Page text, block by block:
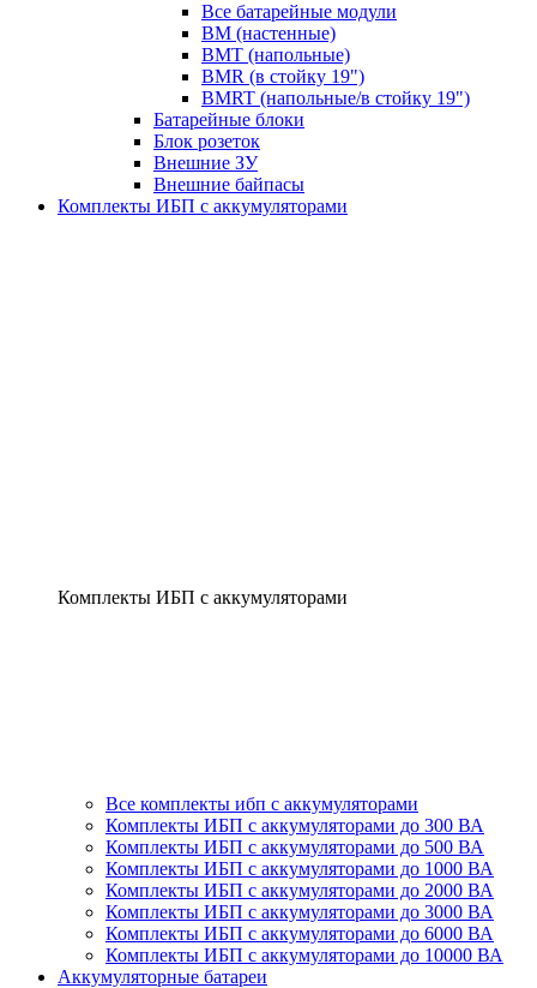
Все батарейные модули
BM (настенные)
BMT (напольные)
BMR (в стойку 19")
BMRT (напольные/в стойку 19")
Батарейные блоки
Блок розеток
Внешние ЗУ
Внешние байпасы
Комплекты ИБП с аккумуляторами
Комплекты ИБП с аккумуляторами
Все комплекты ибп с аккумуляторами
Комплекты ИБП с аккумуляторами до 300 ВА
Комплекты ИБП с аккумуляторами до 500 ВА
Комплекты ИБП с аккумуляторами до 1000 ВА
Комплекты ИБП с аккумуляторами до 2000 ВА
Комплекты ИБП с аккумуляторами до 3000 ВА
Комплекты ИБП с аккумуляторами до 6000 ВА
Комплекты ИБП с аккумуляторами до 10000 ВА
Аккумуляторные батареи